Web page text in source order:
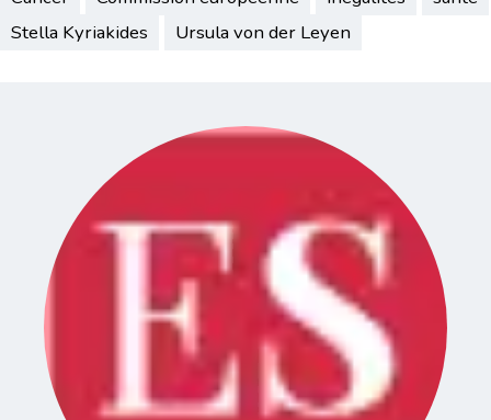
Stella Kyriakides
Ursula von der Leyen